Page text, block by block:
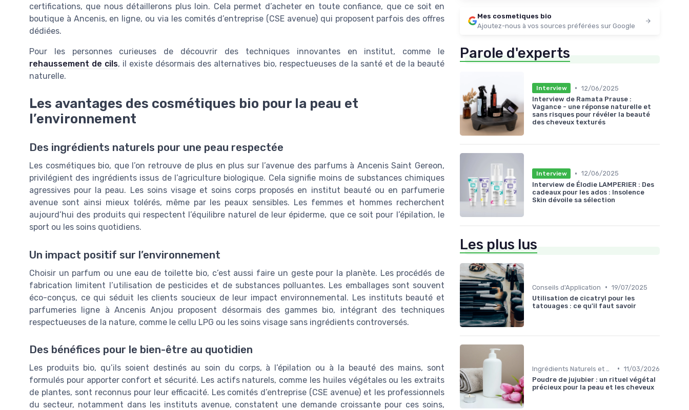
certifications, que nous détaillerons plus loin. Cela permet d’acheter en toute confiance, que ce soit en
boutique à Ancenis, en ligne, ou via les comités d’entreprise (CSE avenue) qui proposent parfois des offres
dédiées.
Pour les personnes curieuses de découvrir des techniques innovantes en institut, comme le
rehaussement de cils, il existe désormais des alternatives bio, respectueuses de la santé et de la beauté
naturelle.
Les avantages des cosmétiques bio pour la peau et
l’environnement
Des ingrédients naturels pour une peau respectée
Les cosmétiques bio, que l’on retrouve de plus en plus sur l’avenue des parfums à Ancenis Saint Gereon,
privilégient des ingrédients issus de l’agriculture biologique. Cela signifie moins de substances chimiques
agressives pour la peau. Les soins visage et soins corps proposés en institut beauté ou en parfumerie
avenue sont ainsi mieux tolérés, même par les peaux sensibles. Les femmes et hommes recherchent
aujourd’hui des produits qui respectent l’équilibre naturel de leur épiderme, que ce soit pour l’épilation, le
sport ou les soins quotidiens.
Un impact positif sur l’environnement
Choisir un parfum ou une eau de toilette bio, c’est aussi faire un geste pour la planète. Les procédés de
fabrication limitent l’utilisation de pesticides et de substances polluantes. Les emballages sont souvent
éco-conçus, ce qui séduit les clients soucieux de leur impact environnemental. Les instituts beauté et
parfumeries ligne à Ancenis Anjou proposent désormais des gammes bio, intégrant des techniques
respectueuses de la nature, comme le cellu LPG ou les soins visage sans ingrédients controversés.
Des bénéfices pour le bien-être au quotidien
Les produits bio, qu’ils soient destinés au soin du corps, à l’épilation ou à la beauté des mains, sont
formulés pour apporter confort et sécurité. Les actifs naturels, comme les huiles végétales ou les extraits
de plantes, sont reconnus pour leur efficacité. Les comités d’entreprise (CSE avenue) et les professionnels
du secteur, notamment dans les instituts avenue, constatent une demande croissante pour ces soins,
Mes cosmetiques bio
Ajoutez-nous à vos sources préférées sur Google
Parole d'experts
Interview • 12/06/2025
Interview de Ramata Prause :
Vagance - une réponse naturelle et
sans risques pour révéler la beauté
des cheveux texturés
Interview • 12/06/2025
Interview de Élodie LAMPERIER : Des
cadeaux pour les ados : Insolence
Skin dévoile sa sélection
Les plus lus
Conseils d'Application • 19/07/2025
Utilisation de cicatryl pour les
tatouages : ce qu'il faut savoir
• 11/03/2026
Poudre de jujubier : un rituel végétal
précieux pour la peau et les cheveux